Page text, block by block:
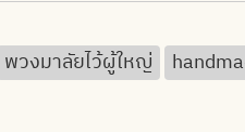
พวงมาลัยไว้ผู้ใหญ่